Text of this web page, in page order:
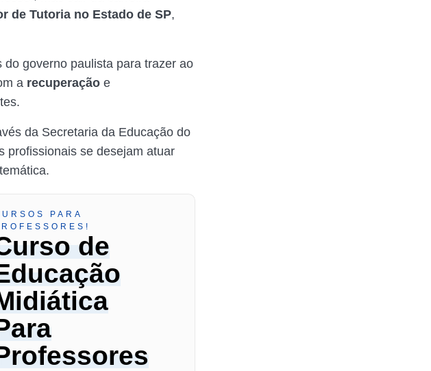
de Tutoria no Estado de SP,
governo paulista para trazer ao
a recuperação e
da Secretaria da Educação do
profissionais se desejam atuar
PARA
de